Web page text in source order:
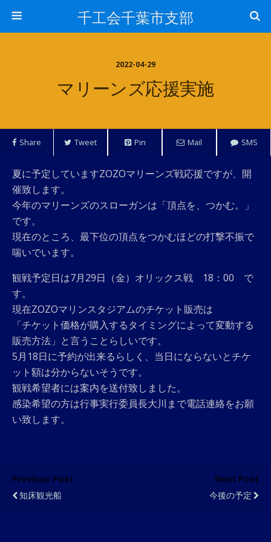
千工会千葉市支部
2022-04-29
マリーンズ応援実施
Share Tweet Pin Mail SMS
夏に予定していますZOZOマリーンズ戦応援ですが、開
催致します。
今年のマリーンズのスローガンは「頂点を、つかむ。」
です。
現在のところ、最下位の頂点をつかむほどの打撃不振で
喘いでいます。
観戦予定日は7月29日（金）オリックス戦 18：00 で
す。
現在ZOZOマリンスタジアムのチケット販売は
「チケット価格が購入するタイミングによって変動する
販売方法」と言うことらしいです。
5月18日に予約が出来るらしく、当日にならないとチケ
ット額は分からないそうです。
観戦希望者には案内を送付致しました。
感染希望の方は行事実行委員長大川まで電話連絡をお願
い致します。
Previous Post
知床観光船
Next Post
今後の予定